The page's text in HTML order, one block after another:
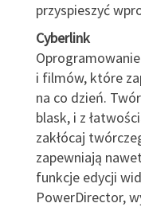
przyspieszyć
Cyberlink
i filmów, które
na co dzień.
blask, i z
zakłócaj
zapewniają
funkcje edycji
PowerDirector,